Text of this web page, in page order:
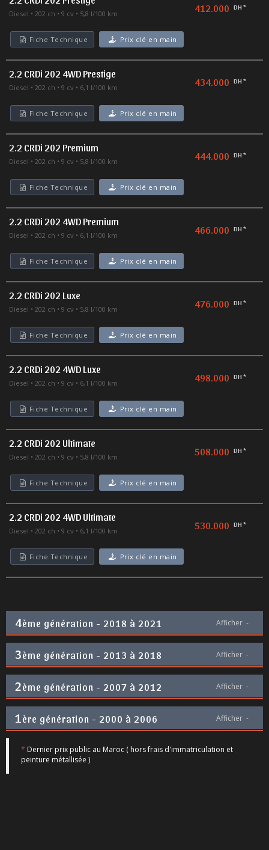
Diesel 202 ch 9 cv 5,8 l/100 km 412.000 DH *
Fiche Technique Prix clé en main
2.2 CRDi 202 4WD Prestige
Diesel 202 ch 9 cv 6,1 l/100 km 434.000 DH *
Fiche Technique Prix clé en main
2.2 CRDi 202 Premium
Diesel 202 ch 9 cv 5,8 l/100 km 444.000 DH *
Fiche Technique Prix clé en main
2.2 CRDi 202 4WD Premium
Diesel 202 ch 9 cv 6,1 l/100 km 466.000 DH *
Fiche Technique Prix clé en main
2.2 CRDi 202 Luxe
Diesel 202 ch 9 cv 5,8 l/100 km 476.000 DH *
Fiche Technique Prix clé en main
2.2 CRDi 202 4WD Luxe
Diesel 202 ch 9 cv 6,1 l/100 km 498.000 DH *
Fiche Technique Prix clé en main
2.2 CRDi 202 Ultimate
Diesel 202 ch 9 cv 5,8 l/100 km 508.000 DH *
Fiche Technique Prix clé en main
2.2 CRDi 202 4WD Ultimate
Diesel 202 ch 9 cv 6,1 l/100 km 530.000 DH *
Fiche Technique Prix clé en main
4ème génération - 2018 à 2021 Afficher -
3ème génération - 2013 à 2018 Afficher -
2ème génération - 2007 à 2012 Afficher -
1ère génération - 2000 à 2006 Afficher -
* Dernier prix public au Maroc ( hors frais d'immatriculation et
peinture métallisée )